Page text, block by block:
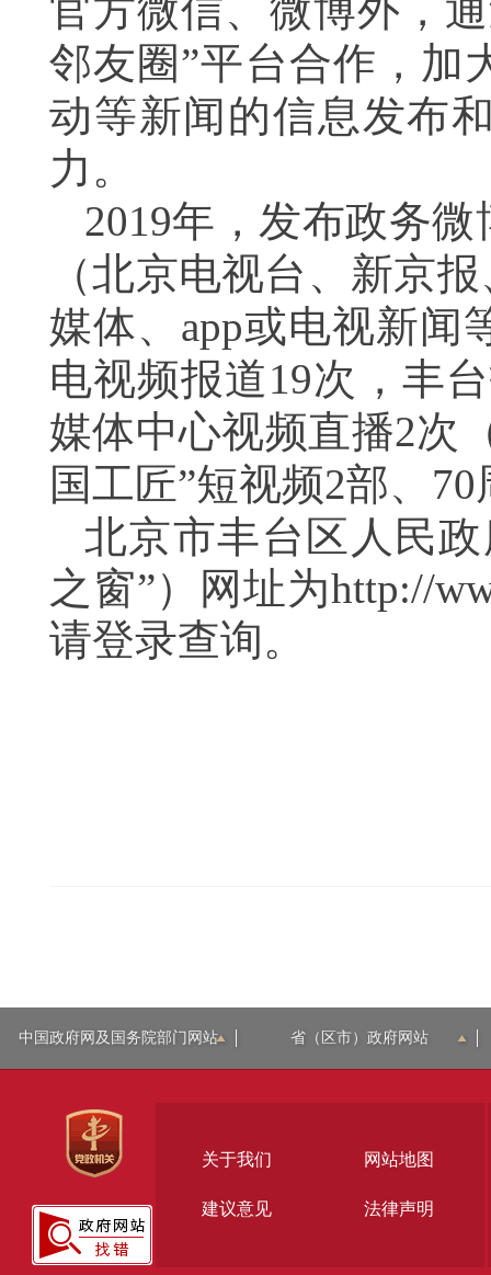
官方微信、微博外，
邻友圈”平台合作，加
动等新闻的信息发布
力。
2019年，发布政务微
（北京电视台、新京
媒体、 app或电视新闻
电视频报道19次，丰
媒体中心视频直播2次
国工匠”短视频2部、 70
北京市丰台区人民
之窗”）网址为http://
请登录查询。
中国政府网及国务院部门网站 省（区市）政府网站
关于我们 网站地图
建议意见 法律声明